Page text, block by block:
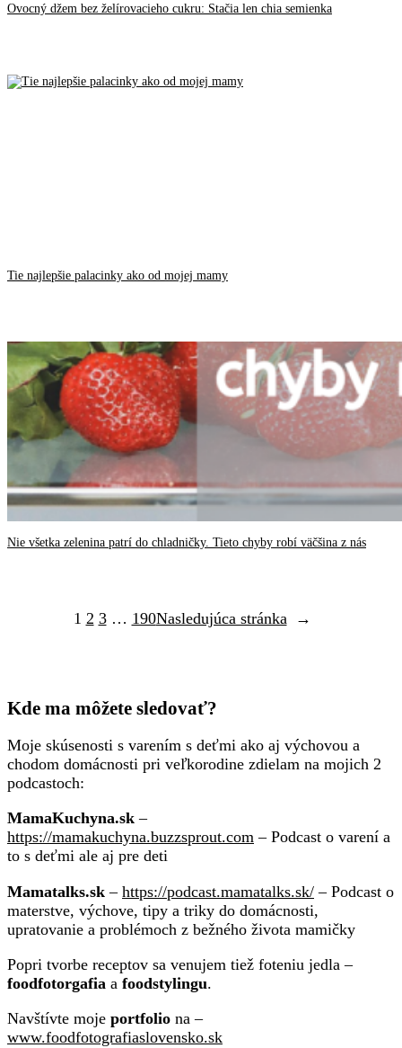
Ovocný džem bez želírovacieho cukru: Stačia len chia semienka
Tie najlepšie palacinky ako od mojej mamy
Nie všetka zelenina patrí do chladničky. Tieto chyby robí väčšina z nás
1 2 3 … 190Nasledujúca stránka →
Kde ma môžete sledovať?
Moje skúsenosti s varením s deťmi ako aj výchovou a
chodom domácnosti pri veľkorodine zdielam na mojich 2
podcastoch:
MamaKuchyna.sk –
https://mamakuchyna.buzzsprout.com – Podcast o varení a
to s deťmi ale aj pre deti
Mamatalks.sk – https://podcast.mamatalks.sk/ – Podcast o
materstve, výchove, tipy a triky do domácnosti,
upratovanie a problémoch z bežného života mamičky
Popri tvorbe receptov sa venujem tiež foteniu jedla –
foodfotorgafia a foodstylingu.
Navštívte moje portfolio na –
www.foodfotografiaslovensko.sk